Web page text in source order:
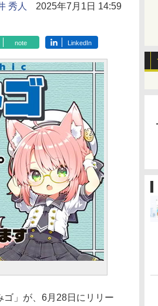
秀人 2025年7月1日 14:59
note LinkedIn
」が、6月28日にリリー